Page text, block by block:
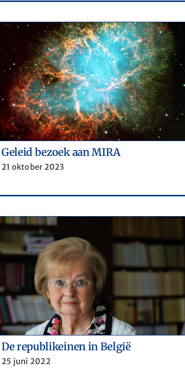
Geleid bezoek aan MIRA
21 oktober 2023
De Spaanse griep & de covid-
pandemie
De republikeinen in België
25 juni 2022
Humor: valt er te lachen ?